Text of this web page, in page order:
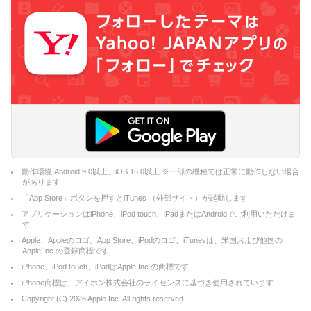
動作環境 Android 9.0以上、iOS 16.0以上 ※一部の機種では正常に動作しない場合
があります
「App Store」ボタンを押すとiTunes （外部サイト）が起動します
アプリケーションはiPhone、iPod touch、iPadまたはAndroidでご利用いただけま
す
Apple、Appleのロゴ、App Store、iPodのロゴ、iTunesは、米国および他国の
Apple Inc.の登録商標です
iPhone、iPod touch、iPadはApple Inc.の商標です
iPhone商標は、アイホン株式会社のライセンスに基づき使用されています
Copyright (C) 2026Apple Inc. All rights reserved.